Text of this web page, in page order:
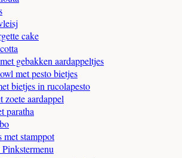
cake
gebakken aardappeltjes
met pesto bietjes
bietjes in rucolapesto
zoete aardappel
paratha
met stamppot